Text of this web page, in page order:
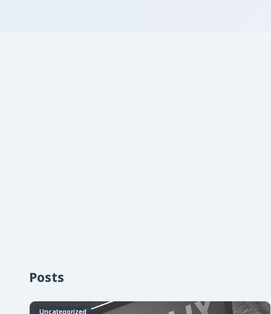
Posts
Uncategorized